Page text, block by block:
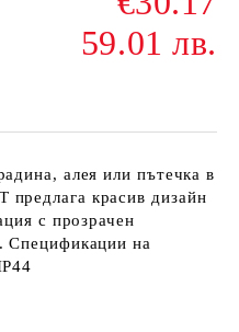
59.01 лв.
алея или пътечка в
предлага красив дизайн
с прозрачен
Спецификации на